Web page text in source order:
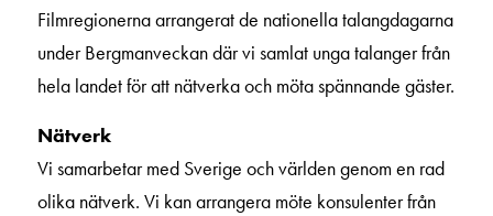
Filmregionerna arrangerat de nationella talangdagarna
under Bergmanveckan där vi samlat unga talanger från
hela landet för att nätverka och möta spännande gäster.
Nätverk
Vi samarbetar med Sverige och världen genom en rad
olika nätverk. Vi kan arrangera möte konsulenter från